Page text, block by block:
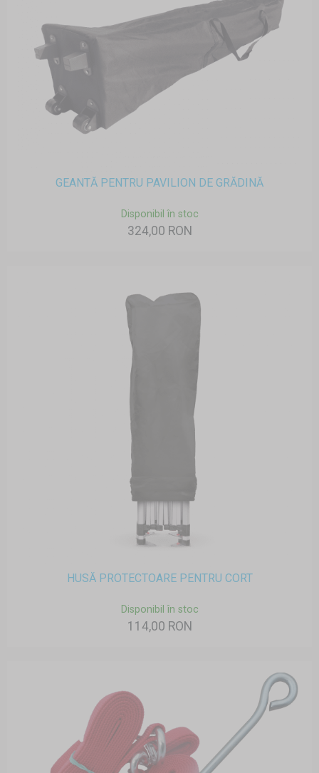
GEANTĂ PENTRU PAVILION DE GRĂDINĂ
Disponibil în stoc
324,00 RON
HUSĂ PROTECTOARE PENTRU CORT
Disponibil în stoc
114,00 RON